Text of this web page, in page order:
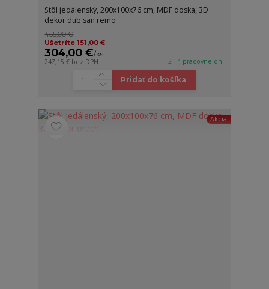
Stôl jedálenský, 200x100x76 cm, MDF doska, 3D
dekor dub san remo
455,00 €
Ušetríte 151,00 €
304,00 €/ks
247,15 € bez DPH 2 - 4 pracovné dni
Pridať do košíka
Akcia